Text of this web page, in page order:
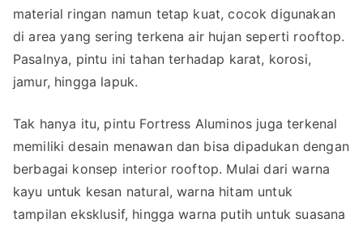
material ringan namun tetap kuat, cocok digunakan
di area yang sering terkena air hujan seperti rooftop.
Pasalnya, pintu ini tahan terhadap karat, korosi,
jamur, hingga lapuk.
Tak hanya itu, pintu Fortress Aluminos juga terkenal
memiliki desain menawan dan bisa dipadukan dengan
berbagai konsep interior rooftop. Mulai dari warna
kayu untuk kesan natural, warna hitam untuk
tampilan eksklusif, hingga warna putih untuk suasana